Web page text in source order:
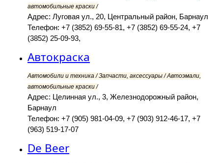
автомобильные краски /
Адрес: Луговая ул., 20, Центральный район, Барнаул
Телефон: +7 (3852) 69-55-81, +7 (3852) 69-55-24, +7
(3852) 25-09-93,
Автокраска
Автомобили и техника / Запчасти, аксессуары / Автоэмали,
автомобильные краски /
Адрес: Целинная ул., 3, Железнодорожный район,
Барнаул
Телефон: +7 (905) 981-04-09, +7 (903) 912-46-17, +7
(963) 519-17-07
De Beer